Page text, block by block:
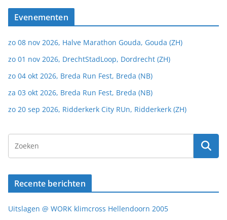
Evenementen
zo 08 nov 2026, Halve Marathon Gouda, Gouda (ZH)
zo 01 nov 2026, DrechtStadLoop, Dordrecht (ZH)
zo 04 okt 2026, Breda Run Fest, Breda (NB)
za 03 okt 2026, Breda Run Fest, Breda (NB)
zo 20 sep 2026, Ridderkerk City RUn, Ridderkerk (ZH)
Recente berichten
Uitslagen @ WORK klimcross Hellendoorn 2005